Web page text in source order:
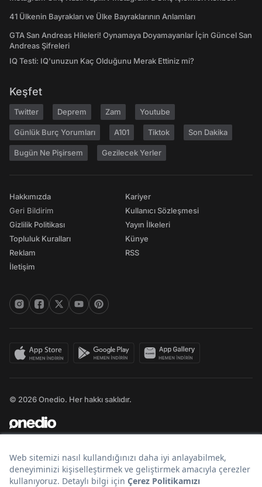
41 Ülkenin Bayrakları ve Ülke Bayraklarının Anlamları
GTA San Andreas Hileleri! Oynamaya Doyamayanlar İçin Güncel San
Andreas Şifreleri
IQ Testi: IQ'unuzun Kaç Olduğunu Merak Ettiniz mi?
Keşfet
Twitter Deprem Zam Youtube
Günlük Burç Yorumları A101 Tiktok Son Dakika
Bugün Ne Pişirsem Gezilecek Yerler
Hakkımızda
Geri Bildirim
Gizlilik Politikası
Topluluk Kuralları
Reklam
İletişim
Kariyer
Kullanıcı Sözleşmesi
Yayın İlkeleri
Künye
RSS
© 2026 Onedio. Her hakkı saklıdır.
Bir markasıdır.